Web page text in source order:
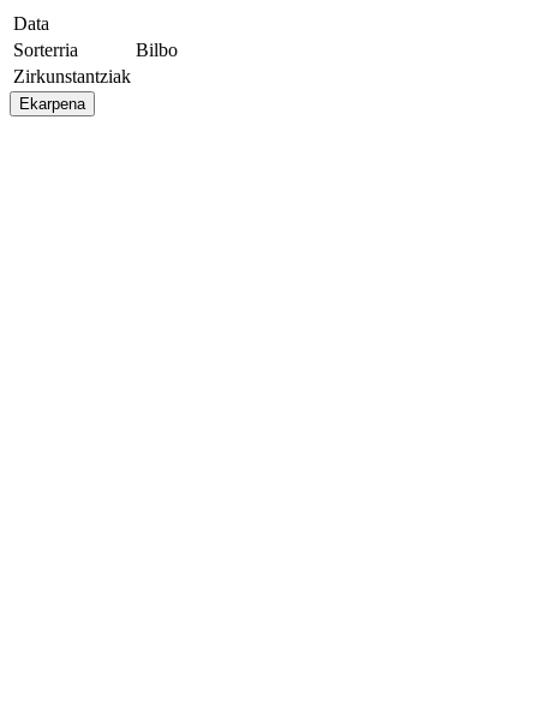
Data
Sorterria
Bilbo
Zirkunstantziak